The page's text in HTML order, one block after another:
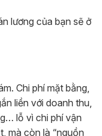
lương của bạn sẽ ở
Chi phí mặt bằng,
liền với doanh thu,
lỗ vì chi phí vận
mà còn là “nguồn